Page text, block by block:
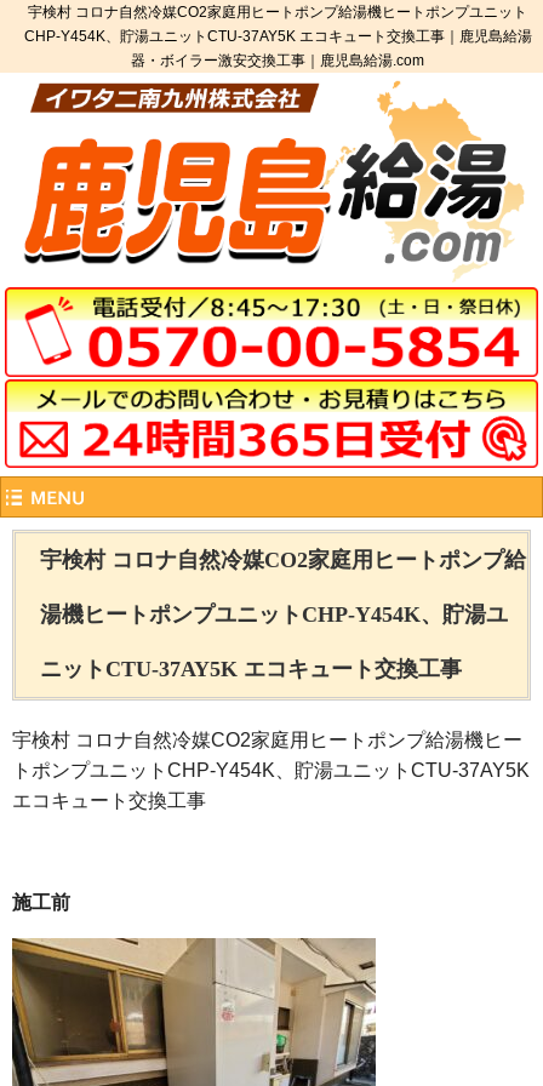
宇検村 コロナ自然冷媒CO2家庭用ヒートポンプ給湯機ヒートポンプユニット
CHP-Y454K、貯湯ユニットCTU-37AY5K エコキュート交換工事｜鹿児島給湯
器・ボイラー激安交換工事｜鹿児島給湯.com
宇検村 コロナ自然冷媒CO2家庭用ヒートポンプ給
湯機ヒートポンプユニットCHP-Y454K、貯湯ユ
ニットCTU-37AY5K エコキュート交換工事
宇検村 コロナ自然冷媒CO2家庭用ヒートポンプ給湯機ヒー
トポンプユニットCHP-Y454K、貯湯ユニットCTU-37AY5K
エコキュート交換工事
施工前